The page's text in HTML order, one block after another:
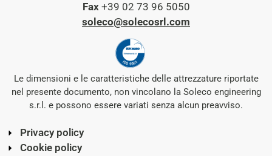
Fax+39 02 73 96 5050
soleco@solecosrl.com
Le dimensioni e le caratteristiche delle attrezzature riportate
nel presente documento, non vincolano la Soleco engineering
s.r.l. e possono essere variati senza alcun preavviso.
Privacy policy
Cookie policy